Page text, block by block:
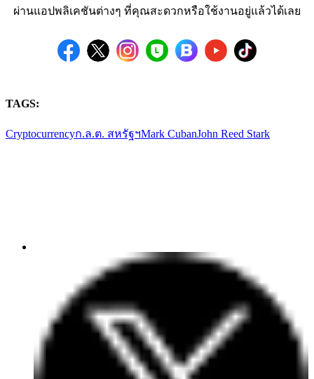
ผ่านแอปพลิเคชันต่างๆ ที่คุณสะดวกหรือใช้งานอยู่แล้วได้เลย
TAGS:
Cryptocurrencyก.ล.ต. สหรัฐฯMark CubanJohn Reed Stark